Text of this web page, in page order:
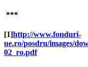
***
[1]http://www.fonduri-
ue.ro/posdru/images/
02_ro.pdf